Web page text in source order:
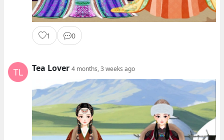
1 0
Tea Lover 4 months, 3 weeks ago